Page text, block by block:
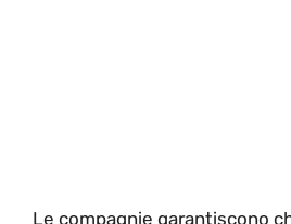
Le compagnie garantiscono